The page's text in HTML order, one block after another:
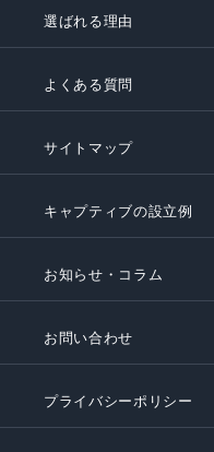
選ばれる理由
よくある質問
サイトマップ
キャプティブの設立例
お知らせ・コラム
お問い合わせ
プライバシーポリシー